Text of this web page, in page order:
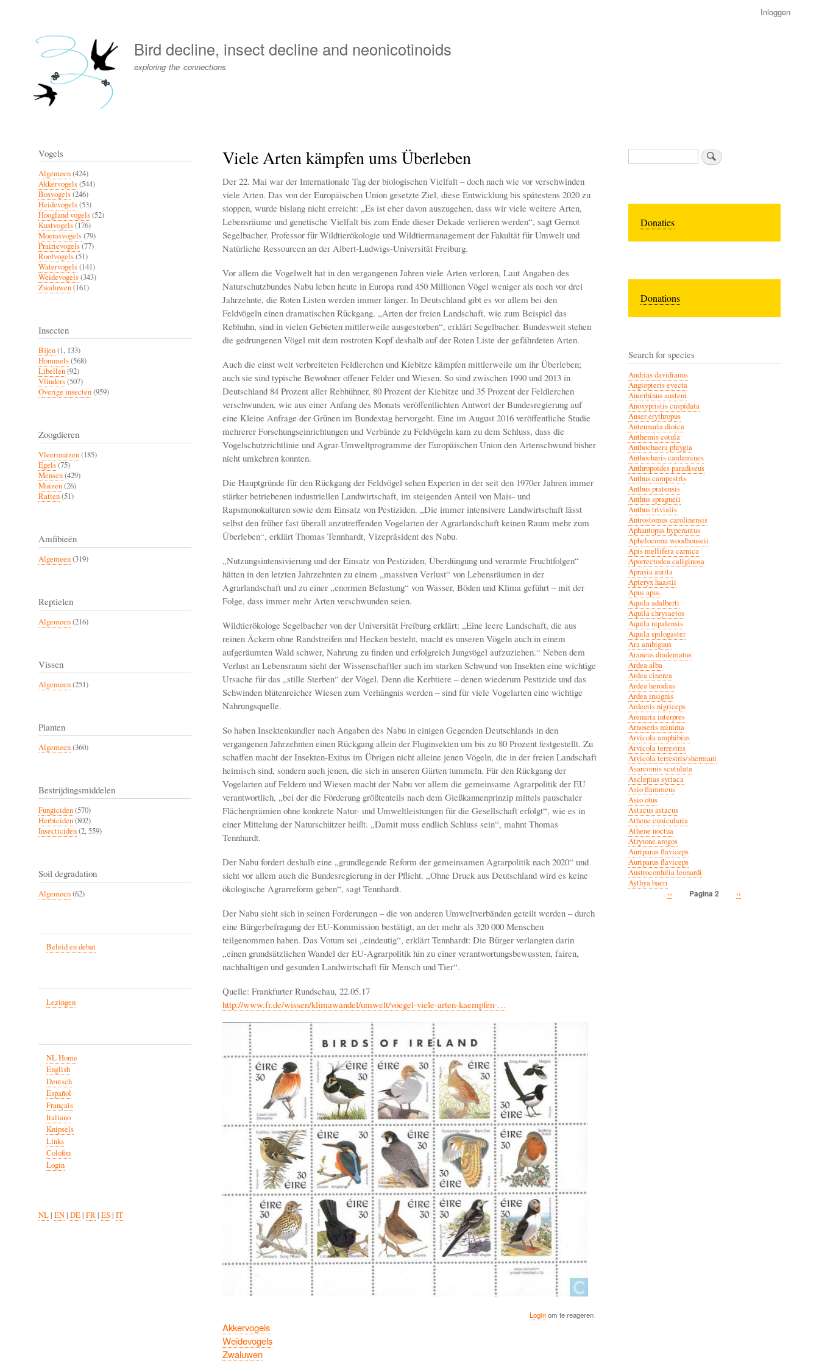
de
menu
Inloggen
Bird decline, insect decline and neonicotinoids
exploring the connections
Viele Arten kämpfen ums Überleben
Der 22. Mai war der Internationale Tag der biologischen Vielfalt – doch nach wie vor verschwinden
viele Arten. Das von der Europäischen Union gesetzte Ziel, diese Entwicklung bis spätestens 2020 zu
stoppen, wurde bislang nicht erreicht: „Es ist eher davon auszugehen, dass wir viele weitere Arten,
Lebensräume und genetische Vielfalt bis zum Ende dieser Dekade verlieren werden“, sagt Gernot
Segelbacher, Professor für Wildtierökologie und Wildtiermanagement der Fakultät für Umwelt und
Natürliche Ressourcen an der Albert-Ludwigs-Universität Freiburg.
Vor allem die Vogelwelt hat in den vergangenen Jahren viele Arten verloren, Laut Angaben des
Naturschutzbundes Nabu leben heute in Europa rund 450 Millionen Vögel weniger als noch vor drei
Jahrzehnte, die Roten Listen werden immer länger. In Deutschland gibt es vor allem bei den
Feldvögeln einen dramatischen Rückgang. „Arten der freien Landschaft, wie zum Beispiel das
Rebhuhn, sind in vielen Gebieten mittlerweile ausgestorben“, erklärt Segelbacher. Bundesweit stehen
die gedrungenen Vögel mit dem rostroten Kopf deshalb auf der Roten Liste der gefährdeten Arten.
Auch die einst weit verbreiteten Feldlerchen und Kiebitze kämpfen mittlerweile um ihr Überleben;
auch sie sind typische Bewohner offener Felder und Wiesen. So sind zwischen 1990 und 2013 in
Deutschland 84 Prozent aller Rebhühner, 80 Prozent der Kiebitze und 35 Prozent der Feldlerchen
verschwunden, wie aus einer Anfang des Monats veröffentlichten Antwort der Bundesregierung auf
eine Kleine Anfrage der Grünen im Bundestag hervorgeht. Eine im August 2016 veröffentliche Studie
mehrerer Forschungseinrichtungen und Verbände zu Feldvögeln kam zu dem Schluss, dass die
Vogelschutzrichtlinie und Agrar-Umweltprogramme der Europäischen Union den Artenschwund bisher
nicht umkehren konnten.
Die Hauptgründe für den Rückgang der Feldvögel sehen Experten in der seit den 1970er Jahren immer
stärker betriebenen industriellen Landwirtschaft, im steigenden Anteil von Mais- und
Rapsmonokulturen sowie dem Einsatz von Pestiziden. „Die immer intensivere Landwirtschaft lässt
selbst den früher fast überall anzutreffenden Vogelarten der Agrarlandschaft keinen Raum mehr zum
Überleben“, erklärt Thomas Tennhardt, Vizepräsident des Nabu.
„Nutzungsintensivierung und der Einsatz von Pestiziden, Überdüngung und verarmte Fruchtfolgen“
hätten in den letzten Jahrzehnten zu einem „massiven Verlust“ von Lebensräumen in der
Agrarlandschaft und zu einer „enormen Belastung“ von Wasser, Böden und Klima geführt – mit der
Folge, dass immer mehr Arten verschwunden seien.
Wildtierökologe Segelbacher von der Universität Freiburg erklärt: „Eine leere Landschaft, die aus
reinen Äckern ohne Randstreifen und Hecken besteht, macht es unseren Vögeln auch in einem
aufgeräumten Wald schwer, Nahrung zu finden und erfolgreich Jungvögel aufzuziehen.“ Neben dem
Verlust an Lebensraum sieht der Wissenschaftler auch im starken Schwund von Insekten eine wichtige
Ursache für das „stille Sterben“ der Vögel. Denn die Kerbtiere – denen wiederum Pestizide und das
Schwinden blütenreicher Wiesen zum Verhängnis werden – sind für viele Vogelarten eine wichtige
Nahrungsquelle.
So haben Insektenkundler nach Angaben des Nabu in einigen Gegenden Deutschlands in den
vergangenen Jahrzehnten einen Rückgang allein der Fluginsekten um bis zu 80 Prozent festgestellt. Zu
schaffen macht der Insekten-Exitus im Übrigen nicht alleine jenen Vögeln, die in der freien Landschaft
heimisch sind, sondern auch jenen, die sich in unseren Gärten tummeln. Für den Rückgang der
Vogelarten auf Feldern und Wiesen macht der Nabu vor allem die gemeinsame Agrarpolitik der EU
verantwortlich, „bei der die Förderung größtenteils nach dem Gießkannenprinzip mittels pauschaler
Flächenprämien ohne konkrete Natur- und Umweltleistungen für die Gesellschaft erfolgt“, wie es in
einer Mittelung der Naturschützer heißt. „Damit muss endlich Schluss sein“, mahnt Thomas
Tennhardt.
Der Nabu fordert deshalb eine „grundlegende Reform der gemeinsamen Agrarpolitik nach 2020“ und
sieht vor allem auch die Bundesregierung in der Pflicht. „Ohne Druck aus Deutschland wird es keine
ökologische Agrarreform geben“, sagt Tennhardt.
Der Nabu sieht sich in seinen Forderungen – die von anderen Umweltverbänden geteilt werden – durch
eine Bürgerbefragung der EU-Kommission bestätigt, an der mehr als 320 000 Menschen
teilgenommen haben. Das Votum sei „eindeutig“, erklärt Tennhardt: Die Bürger verlangten darin
„einen grundsätzlichen Wandel der EU-Agrarpolitik hin zu einer verantwortungsbewussten, fairen,
nachhaltigen und gesunden Landwirtschaft für Mensch und Tier“.
Quelle: Frankfurter Rundschau, 22.05.17
http://www.fr.de/wissen/klimawandel/umwelt/voegel-viele-arten-kaempfen-…
Loginom te reageren
Akkervogels
Weidevogels
Zwaluwen
Vogels
Algemeen(424)
Akkervogels(544)
Bosvogels(246)
Heidevogels(53)
Hoogland vogels(52)
Kustvogels(176)
Moerasvogels(79)
Prairievogels(77)
Roofvogels(51)
Watervogels(141)
Weidevogels(343)
Zwaluwen(161)
Insecten
Bijen(1, 133)
Hommels(568)
Libellen(92)
Vlinders(507)
Overige insecten(959)
Zoogdieren
Vleermuizen(185)
Egels(75)
Mensen(429)
Muizen(26)
Ratten(51)
Amfibieën
Algemeen(319)
Reptielen
Algemeen(216)
Vissen
Algemeen(251)
Planten
Algemeen(360)
Bestrijdingsmiddelen
Fungiciden(570)
Herbiciden(802)
Insecticiden(2, 559)
Soil degradation
Algemeen(62)
Beleid en debat
Lezingen
NL Home
English
Deutsch
Español
Français
Italiano
Knipsels
Links
Colofon
Login
NL| EN| DE| FR| ES| IT
Zoeken
Donaties
Donations
Search for species
Andrias davidianus
Angiopteris evecta
Anorrhinus austeni
Anoxypristis cuspidata
Anser erythropus
Antennaria dioica
Anthemis cotula
Anthochaera phrygia
Anthocharis cardamines
Anthropoides paradiseus
Anthus campestris
Anthus pratensis
Anthus spragueii
Anthus trivialis
Antrostomus carolinensis
Aphantopus hyperantus
Aphelocoma woodhouseii
Apis mellifera carnica
Aporrectodea caliginosa
Aprasia aurita
Apteryx haastii
Apus apus
Aquila adalberti
Aquila chrysaetos
Aquila nipalensis
Aquila spilogaster
Ara ambiguus
Araneus diadematus
Ardea alba
Ardea cinerea
Ardea herodias
Ardea insignis
Ardeotis nigriceps
Arenaria interpres
Arnoseris minima
Arvicola amphibius
Arvicola terrestris
Arvicola terrestris/shermani
Asarcornis scutulata
Asclepias syriaca
Asio flammeus
Asio otus
Astacus astacus
Athene cunicularia
Athene noctua
Atrytone arogos
Auriparus flaviceps
Auriparus flaviceps
Austrocordulia leonardi
Aythya baeri
Vorige
‹‹ Pagina 2
Volgende
››